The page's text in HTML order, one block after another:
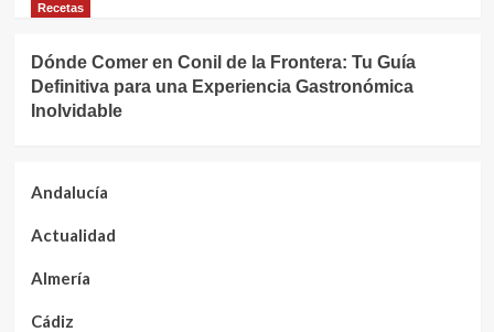
Recetas
Dónde Comer en Conil de la Frontera: Tu Guía
Definitiva para una Experiencia Gastronómica
Inolvidable
Andalucía
Actualidad
Almería
Cádiz